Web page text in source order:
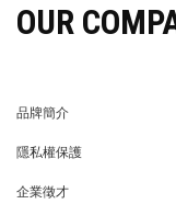
OUR
品牌簡介
隱私權保護
企業徵才